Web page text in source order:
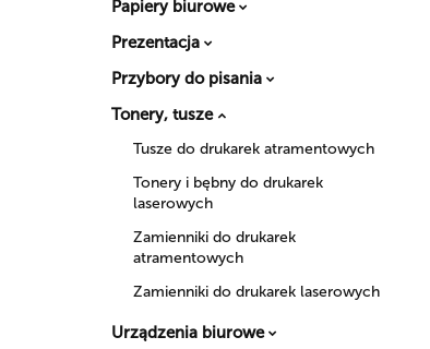
Papiery biurowe
Prezentacja
Przybory do pisania
Tonery, tusze
Tusze do drukarek atramentowych
Tonery i bębny do drukarek
laserowych
Zamienniki do drukarek
atramentowych
Zamienniki do drukarek laserowych
Urządzenia biurowe